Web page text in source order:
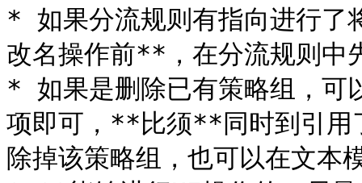
* 如果分流规则有指向进行了
改名操作前**，在分流规则中
* 如果是删除已有策略组，可
项即可，**比须**同时到引用
除掉该策略组，也可以在文本